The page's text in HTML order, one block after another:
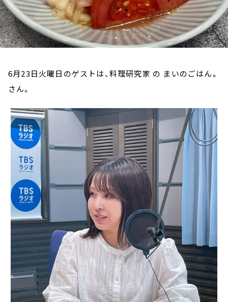
6月23日火曜日のゲストは、料理研究家 の まいのごはん。
さん。